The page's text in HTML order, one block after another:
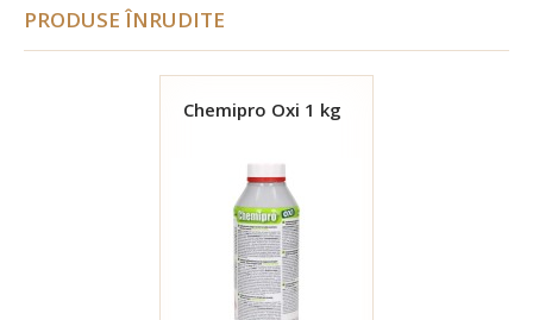
PRODUSE ÎNRUDITE
Chemipro Oxi 1 kg